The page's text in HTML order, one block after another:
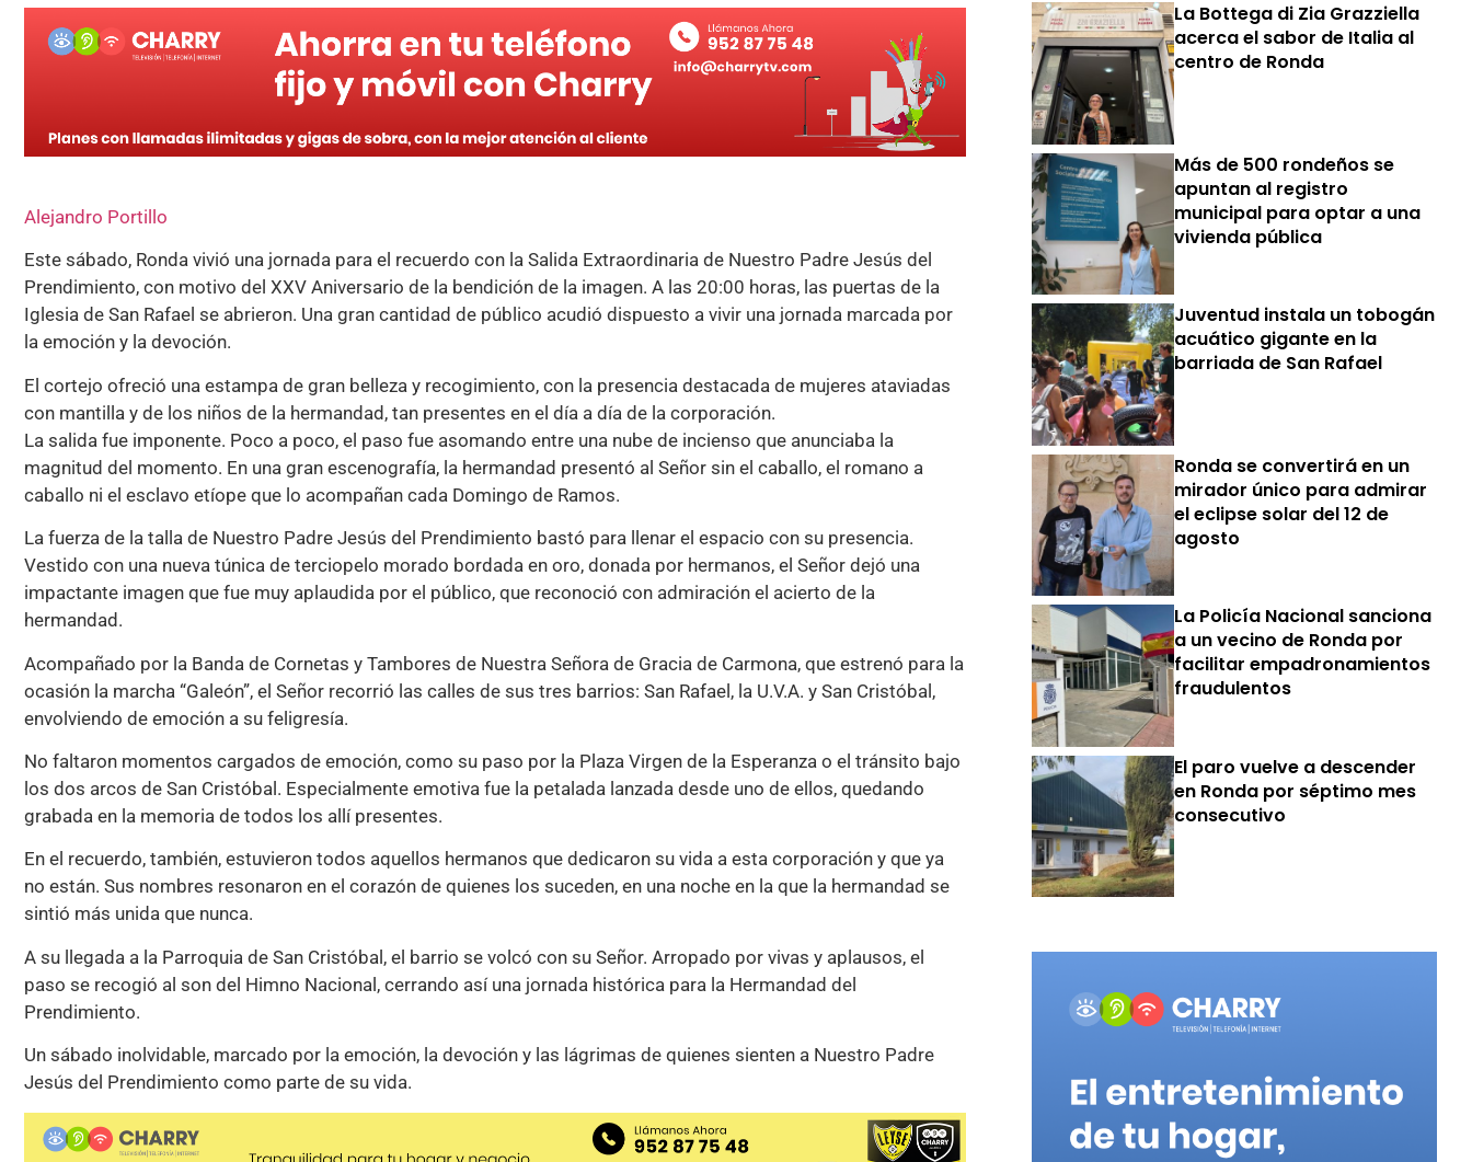
Alejandro Portillo
Este sábado, Ronda vivió una jornada para el recuerdo con la Salida Extraordinaria de Nuestro Padre Jesús del
Prendimiento, con motivo del XXV Aniversario de la bendición de la imagen. A las 20:00 horas, las puertas de la
Iglesia de San Rafael se abrieron. Una gran cantidad de público acudió dispuesto a vivir una jornada marcada por
la emoción y la devoción.
El cortejo ofreció una estampa de gran belleza y recogimiento, con la presencia destacada de mujeres ataviadas
con mantilla y de los niños de la hermandad, tan presentes en el día a día de la corporación.
La salida fue imponente. Poco a poco, el paso fue asomando entre una nube de incienso que anunciaba la
magnitud del momento. En una gran escenografía, la hermandad presentó al Señor sin el caballo, el romano a
caballo ni el esclavo etíope que lo acompañan cada Domingo de Ramos.
La fuerza de la talla de Nuestro Padre Jesús del Prendimiento bastó para llenar el espacio con su presencia.
Vestido con una nueva túnica de terciopelo morado bordada en oro, donada por hermanos, el Señor dejó una
impactante imagen que fue muy aplaudida por el público, que reconoció con admiración el acierto de la
hermandad.
Acompañado por la Banda de Cornetas y Tambores de Nuestra Señora de Gracia de Carmona, que estrenó para la
ocasión la marcha “Galeón”, el Señor recorrió las calles de sus tres barrios: San Rafael, la U.V.A. y San Cristóbal,
envolviendo de emoción a su feligresía.
No faltaron momentos cargados de emoción, como su paso por la Plaza Virgen de la Esperanza o el tránsito bajo
los dos arcos de San Cristóbal. Especialmente emotiva fue la petalada lanzada desde uno de ellos, quedando
grabada en la memoria de todos los allí presentes.
En el recuerdo, también, estuvieron todos aquellos hermanos que dedicaron su vida a esta corporación y que ya
no están. Sus nombres resonaron en el corazón de quienes los suceden, en una noche en la que la hermandad se
sintió más unida que nunca.
A su llegada a la Parroquia de San Cristóbal, el barrio se volcó con su Señor. Arropado por vivas y aplausos, el
paso se recogió al son del Himno Nacional, cerrando así una jornada histórica para la Hermandad del
Prendimiento.
Un sábado inolvidable, marcado por la emoción, la devoción y las lágrimas de quienes sienten a Nuestro Padre
Jesús del Prendimiento como parte de su vida.
La Bottega di Zia Grazziella
acerca el sabor de Italia al
centro de Ronda
Más de 500 rondeños se
apuntan al registro
municipal para optar a una
vivienda pública
Juventud instala un tobogán
acuático gigante en la
barriada de San Rafael
Ronda se convertirá en un
mirador único para admirar
el eclipse solar del 12 de
agosto
La Policía Nacional sanciona
a un vecino de Ronda por
facilitar empadronamientos
fraudulentos
El paro vuelve a descender
en Ronda por séptimo mes
consecutivo